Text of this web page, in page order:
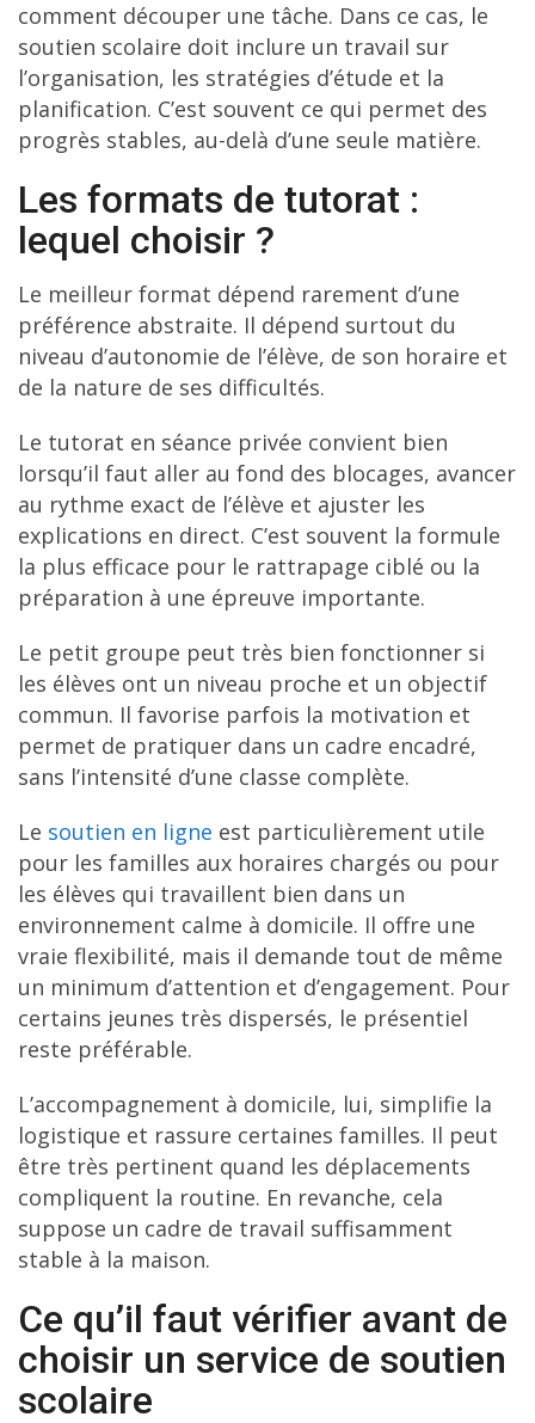
comment découper une tâche. Dans ce cas, le
soutien scolaire doit inclure un travail sur
l’organisation, les stratégies d’étude et la
planification. C’est souvent ce qui permet des
progrès stables, au-delà d’une seule matière.
Les formats de tutorat :
lequel choisir ?
Le meilleur format dépend rarement d’une
préférence abstraite. Il dépend surtout du
niveau d’autonomie de l’élève, de son horaire et
de la nature de ses difficultés.
Le tutorat en séance privée convient bien
lorsqu’il faut aller au fond des blocages, avancer
au rythme exact de l’élève et ajuster les
explications en direct. C’est souvent la formule
la plus efficace pour le rattrapage ciblé ou la
préparation à une épreuve importante.
Le petit groupe peut très bien fonctionner si
les élèves ont un niveau proche et un objectif
commun. Il favorise parfois la motivation et
permet de pratiquer dans un cadre encadré,
sans l’intensité d’une classe complète.
Le soutien en ligne est particulièrement utile
pour les familles aux horaires chargés ou pour
les élèves qui travaillent bien dans un
environnement calme à domicile. Il offre une
vraie flexibilité, mais il demande tout de même
un minimum d’attention et d’engagement. Pour
certains jeunes très dispersés, le présentiel
reste préférable.
L’accompagnement à domicile, lui, simplifie la
logistique et rassure certaines familles. Il peut
être très pertinent quand les déplacements
compliquent la routine. En revanche, cela
suppose un cadre de travail suffisamment
stable à la maison.
Ce qu’il faut vérifier avant de
choisir un service de soutien
scolaire